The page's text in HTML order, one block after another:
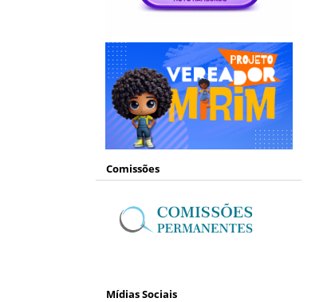
Comissões
Mídias Sociais